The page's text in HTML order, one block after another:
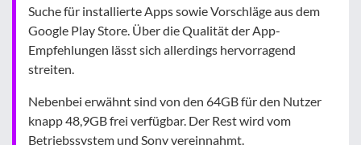
Suche für installierte Apps sowie Vorschläge aus dem
Google Play Store. Über die Qualität der App-
Empfehlungen lässt sich allerdings hervorragend
streiten.
Nebenbei erwähnt sind von den 64GB für den Nutzer
knapp 48,9GB frei verfügbar. Der Rest wird vom
Betriebssystem und Sony vereinnahmt.